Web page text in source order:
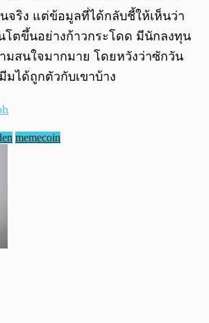
จริง แต่ข้อมูลที่ได้กลับชี้ให้เห็นว่า
ตขึ้นอย่างก้าวกระโดด มีนักลงทุน
มสนใจมากมาย โดยหวังว่าซักวัน
มได้ถูกตัวกับเขาบ้าง
memecoin